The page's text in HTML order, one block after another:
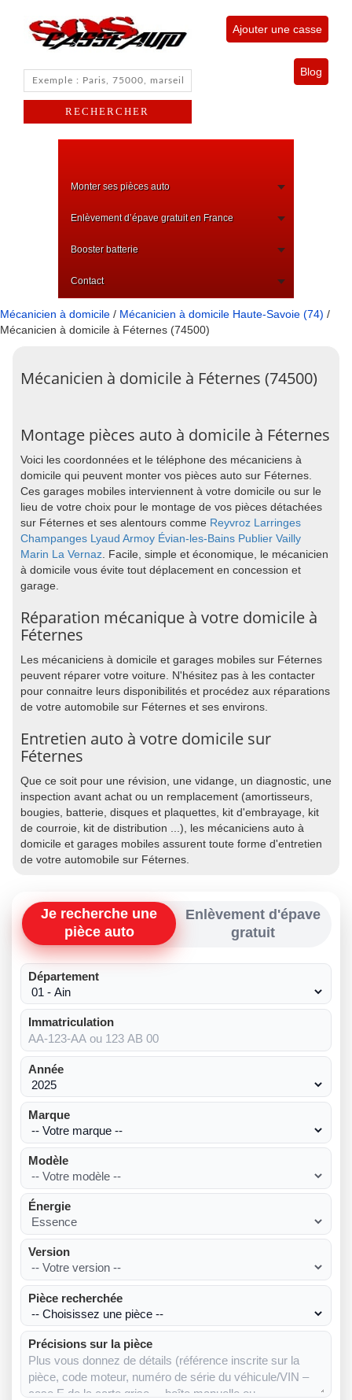
Ajouter une casse
Blog
Monter ses pièces auto
Enlèvement d’épave gratuit en France
Booster batterie
Contact
Mécanicien à domicile / Mécanicien à domicile Haute-Savoie (74) /
Mécanicien à domicile à Féternes (74500)
Mécanicien à domicile à Féternes (74500)
Montage pièces auto à domicile à Féternes
Voici les coordonnées et le téléphone des mécaniciens à
domicile qui peuvent monter vos pièces auto sur Féternes.
Ces garages mobiles interviennent à votre domicile ou sur le
lieu de votre choix pour le montage de vos pièces détachées
sur Féternes et ses alentours comme Reyvroz Larringes
Champanges Lyaud Armoy Évian-les-Bains Publier Vailly
Marin La Vernaz. Facile, simple et économique, le mécanicien
à domicile vous évite tout déplacement en concession et
garage.
Réparation mécanique à votre domicile à
Féternes
Les mécaniciens à domicile et garages mobiles sur Féternes
peuvent réparer votre voiture. N'hésitez pas à les contacter
pour connaitre leurs disponibilités et procédez aux réparations
de votre automobile sur Féternes et ses environs.
Entretien auto à votre domicile sur
Féternes
Que ce soit pour une révision, une vidange, un diagnostic, une
inspection avant achat ou un remplacement (amortisseurs,
bougies, batterie, disques et plaquettes, kit d'embrayage, kit
de courroie, kit de distribution ...), les mécaniciens auto à
domicile et garages mobiles assurent toute forme d'entretien
de votre automobile sur Féternes.
Je recherche une
pièce auto
Enlèvement d'épave
gratuit
Département
Immatriculation
Année
Marque
Modèle
Énergie
Version
Pièce recherchée
Précisions sur la pièce